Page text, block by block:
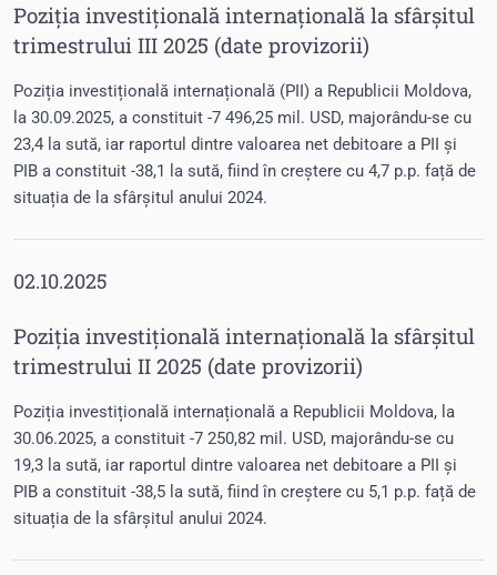
Poziția investițională internațională la sfârșitul
trimestrului III 2025 (date provizorii)
Poziția investițională internațională (PII) a Republicii Moldova,
la 30.09.2025, a constituit -7 496,25 mil. USD, majorându-se cu
23,4 la sută, iar raportul dintre valoarea net debitoare a PII și
PIB a constituit -38,1 la sută, fiind în creștere cu 4,7 p.p. față de
situația de la sfârșitul anului 2024.
02.10.2025
Poziția investițională internațională la sfârșitul
trimestrului II 2025 (date provizorii)
Poziția investițională internațională a Republicii Moldova, la
30.06.2025, a constituit -7 250,82 mil. USD, majorându-se cu
19,3 la sută, iar raportul dintre valoarea net debitoare a PII și
PIB a constituit -38,5 la sută, fiind în creștere cu 5,1 p.p. față de
situația de la sfârșitul anului 2024.